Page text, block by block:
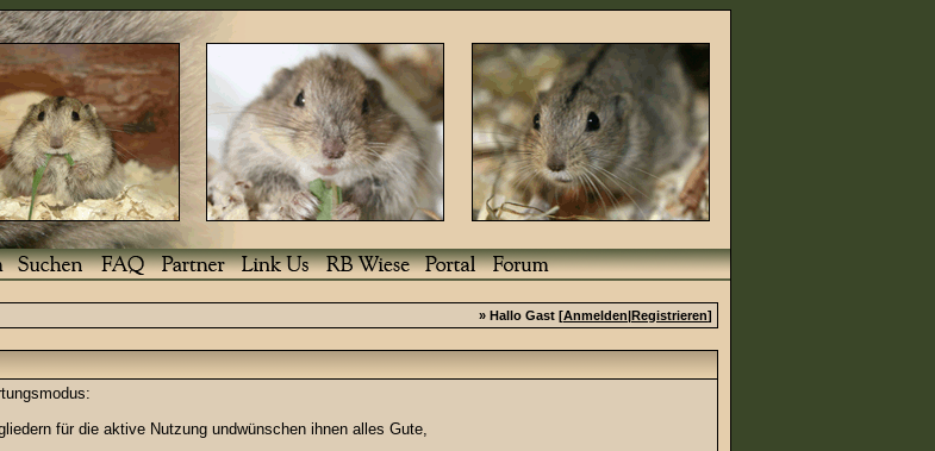
» Hallo Gast [Anmelden|Registrieren]
für die aktive Nutzung undwünschen ihnen alles Gute,